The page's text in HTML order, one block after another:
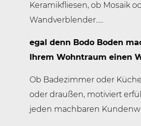
Keramikfliesen, ob Mosaik
Wandverblender.....
egal denn Bodo Boden
Ihrem Wohntraum einen
Ob Badezimmer oder
oder draußen, motiviert
jeden machbaren